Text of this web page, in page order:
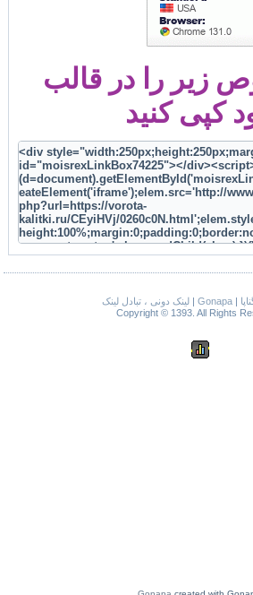
زیر را در قالب
کپی کنید
لینک دونی ، تبادل لینک| Gonapa|
Copyright © 1393. All Rights